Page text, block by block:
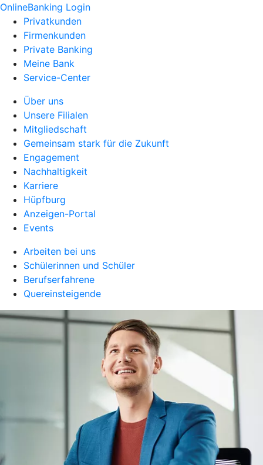
OnlineBanking Login
Privatkunden
Firmenkunden
Private Banking
Meine Bank
Service-Center
Über uns
Unsere Filialen
Mitgliedschaft
Gemeinsam stark für die Zukunft
Engagement
Nachhaltigkeit
Karriere
Hüpfburg
Anzeigen-Portal
Events
Arbeiten bei uns
Schülerinnen und Schüler
Berufserfahrene
Quereinsteigende